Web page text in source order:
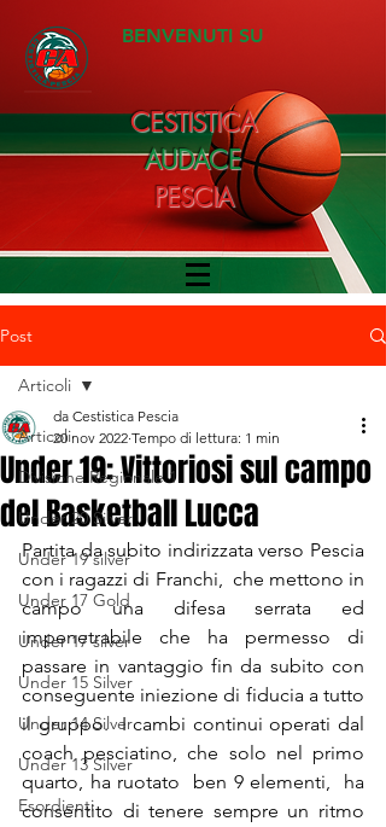
BENVENUTI SU
CESTISTICA
AUDACE
PESCIA
Post
Articoli
Divisione Regionale 1
Under 20 Silver
Under 19 silver
Under 17 Gold
Under 17 silver
Under 15 Silver
Under 14 Silver
Under 13 Silver
Esordienti
Articoli
Under 19: Vittoriosi sul campo
del Basketball Lucca
da Cestistica Pescia
20 nov 2022 Tempo di lettura: 1 min
Partita da subito indirizzata verso Pescia
con i ragazzi di Franchi,  che mettono in
campo una difesa serrata ed
impenetrabile che ha permesso di
passare in vantaggio fin da subito con
conseguente iniezione di fiducia a tutto
il gruppo.  I cambi continui operati dal
coach pesciatino, che solo nel primo
quarto, ha ruotato  ben 9 elementi,  ha
consentito di tenere sempre un ritmo